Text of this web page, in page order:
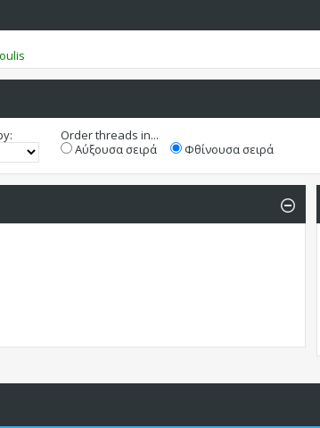
Order threads in...
Αύξουσα σειρά
Φθίνουσα σειρά